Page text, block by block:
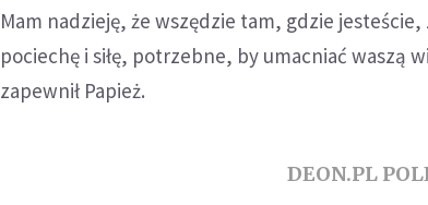
Mam nadzieję, że wszędzie tam, gdzie
pociechę i siłę, potrzebne, by umacniać waszą
zapewnił Papież.
DEON.PL